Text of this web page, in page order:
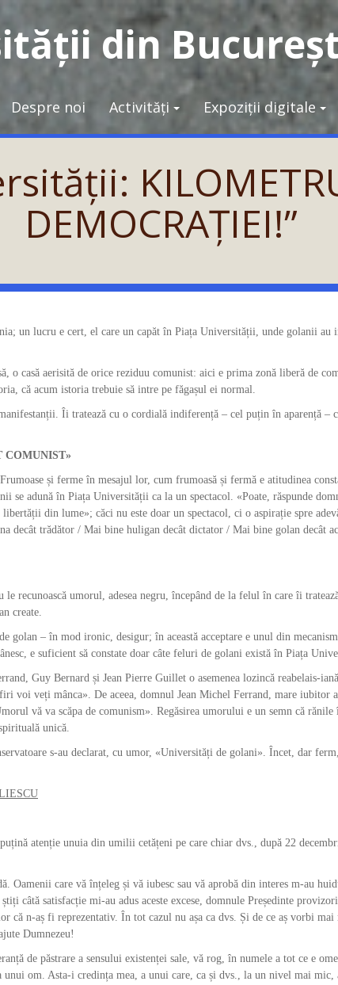
din
Despre noi Activități Expoziții digitale
DEMOCRAȚIEI!”
un lucru e cert, el care un capăt în Piața Universității, unde golanii au
o casă aerisită de orice reziduu comunist: aici e prima zonă liberă de
că acum istoria trebuie să intre pe făgașul ei normal.
Îi tratează cu o cordială indiferență – cel puțin în aparență –
COMUNIST»
și ferme în mesajul lor, cum frumoasă și fermă e atitudinea
se adună în Piața Universității ca la un spectacol. «Poate, răspunde
din lume»; căci nu este doar un spectacol, ci o aspirație spre
decât trădător / Mai bine huligan decât dictator / Mai bine golan decât
recunoască umorul, adesea negru, începând de la felul în care îi
create.
golan – în mod ironic, desigur; în această acceptare e unul din
e suficient să constate doar câte feluri de golani există în Piața
Guy Bernard și Jean Pierre Guillet o asemenea lozincă reabelais-
voi veți mânca». De aceea, domnul Jean Michel Ferrand, mare iubitor
vă va scăpa de comunism». Regăsirea umorului e un semn că rănile
unică.
s-au declarat, cu umor, «Universități de golani». Încet, dar
atenție unuia din umilii cetățeni pe care chiar dvs., după 22
Oamenii care vă înțeleg și vă iubesc sau vă aprobă din interes m-au
câtă satisfacție mi-au adus aceste excese, domnule Președinte
că n-aș fi reprezentativ. În tot cazul nu așa ca dvs. Și de ce aș vorbi
Dumnezeu!
de păstrare a sensului existenței sale, vă rog, în numele a tot ce e
om. Asta-i credința mea, a unui care, ca și dvs., la un nivel mai mic,